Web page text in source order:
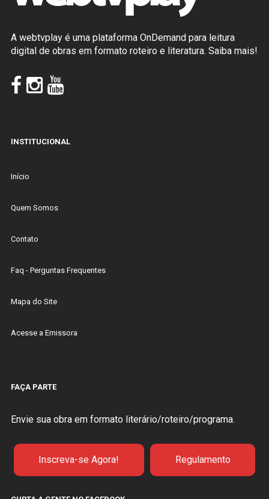
A webtvplay é uma plataforma OnDemand para leitura
digital de obras em formato roteiro e literatura. Saiba mais!
INSTITUCIONAL
Início
Quem Somos
Contato
Faq - Perguntas Frequentes
Mapa do Site
Acesse a Emissora
FAÇA PARTE
Envie sua obra em formato literário/roteiro/programa.
Inscreva-se Agora! Regulamento